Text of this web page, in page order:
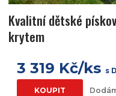
Kvalitní dětské
krytem
3 319 Kč/ks s
KOUPIT